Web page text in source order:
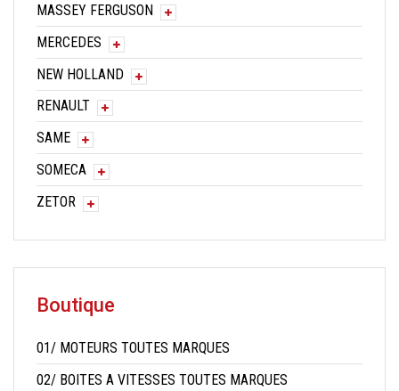
MASSEY FERGUSON
MERCEDES
NEW HOLLAND
RENAULT
SAME
SOMECA
ZETOR
Boutique
01/ MOTEURS TOUTES MARQUES
02/ BOITES A VITESSES TOUTES MARQUES